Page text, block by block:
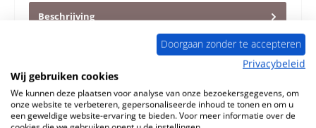
Beschrijving
Origineel Afdichting Set voor de Houtkachel Lotus Liva 2
Lotus Liva 2 Afdichting Kerngegevens: Afdichtingstape,
Eigenschappen
Informatie over productveiligheid
Doorgaan zonder te accepteren
Privacybeleid
Wij gebruiken cookies
We kunnen deze plaatsen voor analyse van onze bezoekersgegevens, om
onze website te verbeteren, gepersonaliseerde inhoud te tonen en om u
een geweldige website-ervaring te bieden. Voor meer informatie over de